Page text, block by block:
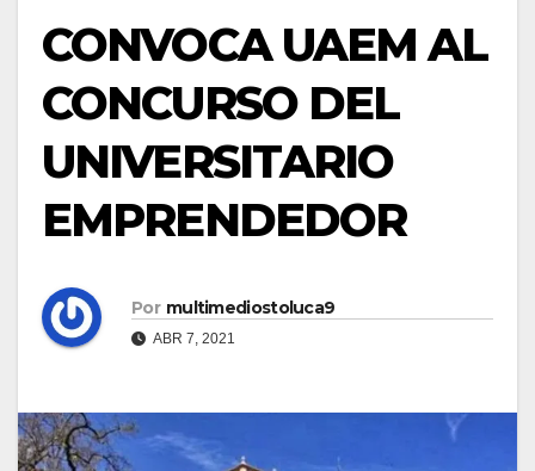
CONVOCA UAEM AL
CONCURSO DEL
UNIVERSITARIO
EMPRENDEDOR
Por multimediostoluca9
ABR 7, 2021